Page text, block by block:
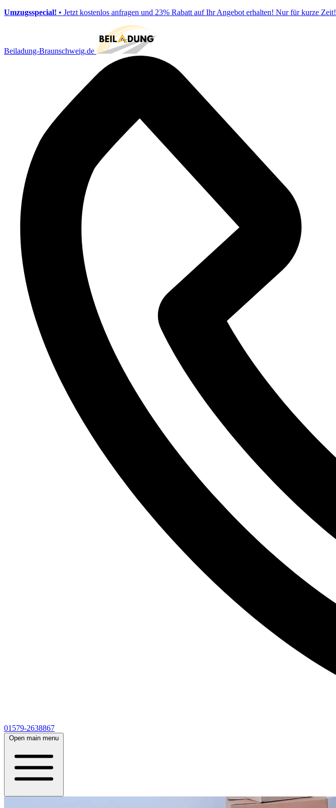
Umzugsspecial! • Jetzt kostenlos anfragen und 23% Rabatt auf Ihr Angebot erhalten! Nur für kurze Zeit!
Beiladung-Braunschweig.de
01579-2638867
Open main menu